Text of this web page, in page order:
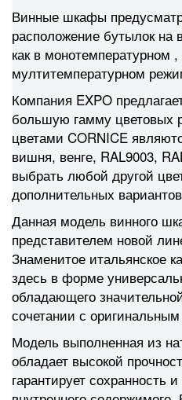
Винные шкафы
расположение бутылок на
как в монотемпературном ,
мултитемпературном
Компания EXPO
большую гамму цветовых
цветами CORNICE
вишня, венге, RAL9003,
выбрать любой другой
дополнительных
Данная модель винного
представителем новой
Знаменитое итальянское
здесь в форме
обладающего
сочетании с
Модель выполненная из
обладает высокой
гарантирует сохранность